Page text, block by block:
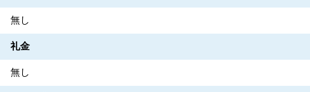
無し
礼金
無し